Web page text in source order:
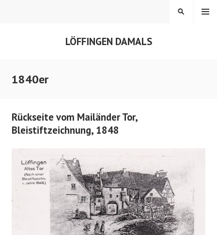
LÖFFINGEN DAMALS
MENÜ
SUCHEN
1840er
Rückseite vom Mailänder Tor,
Bleistiftzeichnung, 1848